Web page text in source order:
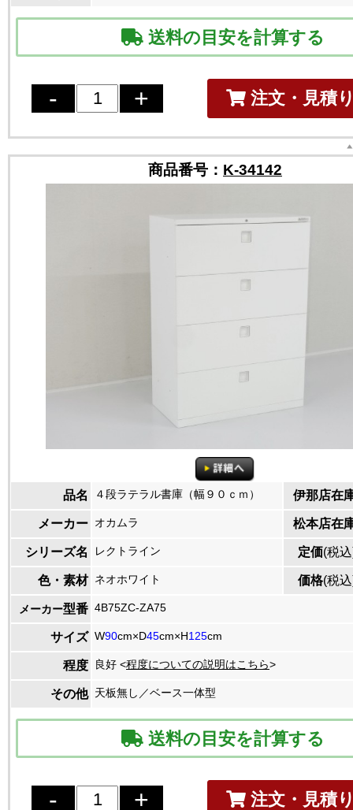
送料の目安を計算する
注文・見積
商品番号： K-34142
品名 ４段ラテラル書庫（幅９０ｃｍ） 伊那店在
メーカー オカムラ 松本店在
シリーズ名 レクトライン 定価(税
色・素材 ネオホワイト 価格(税
メーカー型番 4B75ZC-ZA75
サイズ W90cm×D45cm×H125cm
程度 良好 <程度についての説明はこちら>
その他 天板無し／ベース一体型
送料の目安を計算する
注文・見積